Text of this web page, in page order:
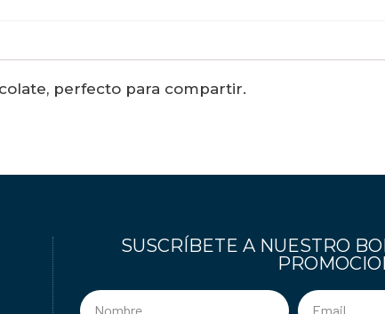
perfecto para compartir.
SUSCRÍBETE A NUESTRO